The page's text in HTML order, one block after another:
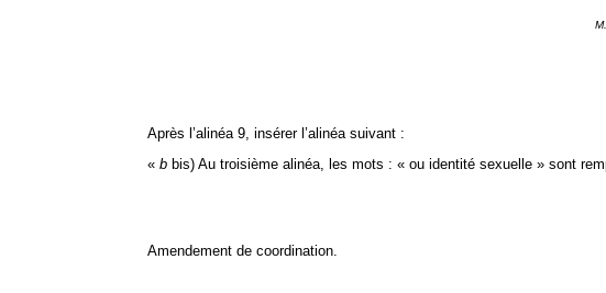
Après l’alinéa 9, insérer l’alinéa suivant :
«b bis) Au troisième alinéa, les mots : « ou identité sexuelle » sont
Amendement de coordination.